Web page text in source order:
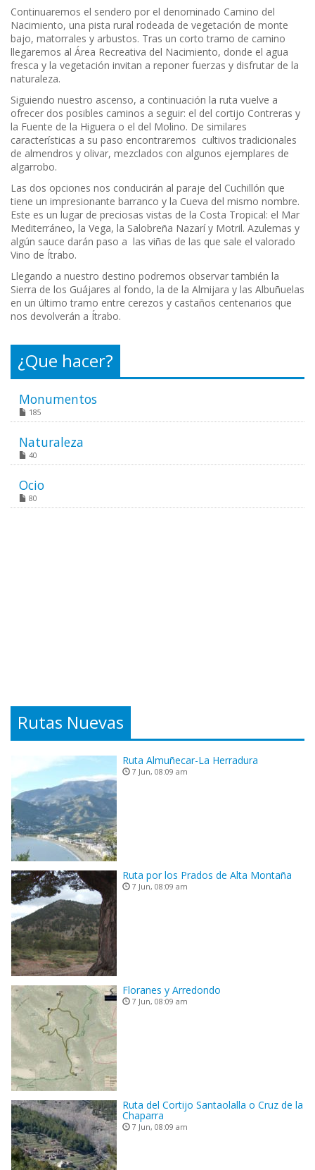
Continuaremos el sendero por el denominado Camino del
Nacimiento, una pista rural rodeada de vegetación de monte
bajo, matorrales y arbustos. Tras un corto tramo de camino
llegaremos al Área Recreativa del Nacimiento, donde el agua
fresca y la vegetación invitan a reponer fuerzas y disfrutar de la
naturaleza.
Siguiendo nuestro ascenso, a continuación la ruta vuelve a
ofrecer dos posibles caminos a seguir: el del cortijo Contreras y
la Fuente de la Higuera o el del Molino. De similares
características a su paso encontraremos cultivos tradicionales
de almendros y olivar, mezclados con algunos ejemplares de
algarrobo.
Las dos opciones nos conducirán al paraje del Cuchillón que
tiene un impresionante barranco y la Cueva del mismo nombre.
Este es un lugar de preciosas vistas de la Costa Tropical: el Mar
Mediterráneo, la Vega, la Salobreña Nazarí y Motril. Azulemas y
algún sauce darán paso a las viñas de las que sale el valorado
Vino de Ítrabo.
Llegando a nuestro destino podremos observar también la
Sierra de los Guájares al fondo, la de la Almijara y las Albuñuelas
en un último tramo entre cerezos y castaños centenarios que
nos devolverán a Ítrabo.
¿Que hacer?
Monumentos
185
Naturaleza
40
Ocio
80
Rutas Nuevas
Ruta Almuñecar-La Herradura
7 Jun, 08:09 am
Ruta por los Prados de Alta Montaña
7 Jun, 08:09 am
Floranes y Arredondo
7 Jun, 08:09 am
Ruta del Cortijo Santaolalla o Cruz de la
Chaparra
7 Jun, 08:09 am